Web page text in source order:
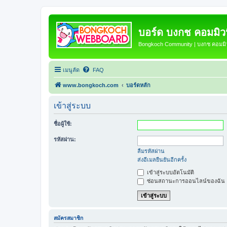
บอร์ด บงกช คอมมิ
Bongkoch Community | บงกช คอม
เมนูลัด FAQ
www.bongkoch.com บอร์ดหลัก
เข้าสู่ระบบ
ชื่อผู้ใช้:
รหัสผ่าน:
ลืมรหัสผ่าน
ส่งอีเมลยืนยันอีกครั้ง
เข้าสู่ระบบอัตโนมัติ
ซ่อนสถานะการออนไลน์ของฉัน
สมัครสมาชิก